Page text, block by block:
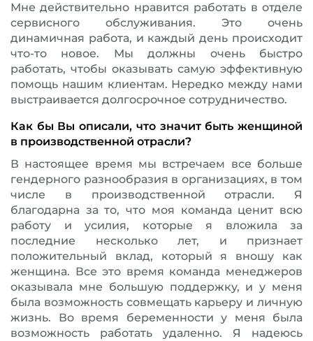
Мне действительно нравится работать в отделе
сервисного обслуживания. Это очень
динамичная работа, и каждый день происходит
что-то новое. Мы должны очень быстро
работать, чтобы оказывать самую эффективную
помощь нашим клиентам. Нередко между нами
выстраивается долгосрочное сотрудничество.
Как бы Вы описали, что значит быть женщиной
в производственной отрасли?
В настоящее время мы встречаем все больше
гендерного разнообразия в организациях, в том
числе в производственной отрасли. Я
благодарна за то, что моя команда ценит всю
работу и усилия, которые я вложила за
последние несколько лет, и признает
положительный вклад, который я вношу как
женщина. Все это время команда менеджеров
оказывала мне большую поддержку, и у меня
была возможность совмещать карьеру и личную
жизнь. Во время беременности у меня была
возможность работать удаленно. Я надеюсь